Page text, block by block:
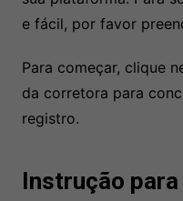
e fácil, por favor
Para começar, clique
da corretora para
registro.
Instrução